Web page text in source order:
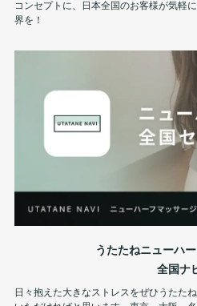
コンセプトに、日本全国のお客様が気軽
界を！
うたたねニューハ
全国ナ
日々抱えた大きなストレスをぜひうたた